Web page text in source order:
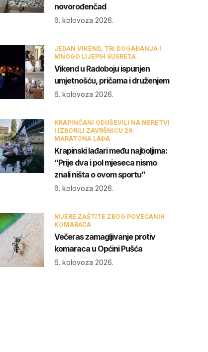
novorođenčad
6. kolovoza 2026.
JEDAN VIKEND, TRI DOGAĐANJA I
MNOGO LIJEPIH SUSRETA
Vikend u Radoboju ispunjen
umjetnošću, pričama i druženjem
6. kolovoza 2026.
KRAPINČANI ODUŠEVILI NA NERETVI
I IZBORILI ZAVRŠNICU 29.
MARATONA LAĐA
Krapinski lađari među najboljima:
“Prije dva i pol mjeseca nismo
znali ništa o ovom sportu”
6. kolovoza 2026.
MJERE ZAŠTITE ZBOG POVEĆANIH
KOMARACA
Večeras zamagljivanje protiv
komaraca u Općini Pušća
6. kolovoza 2026.